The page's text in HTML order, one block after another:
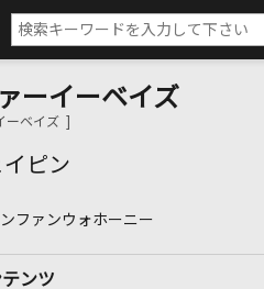
ーイーベイズ
ーベイズ ]
イピン
ファンウォホーニー
ンツ